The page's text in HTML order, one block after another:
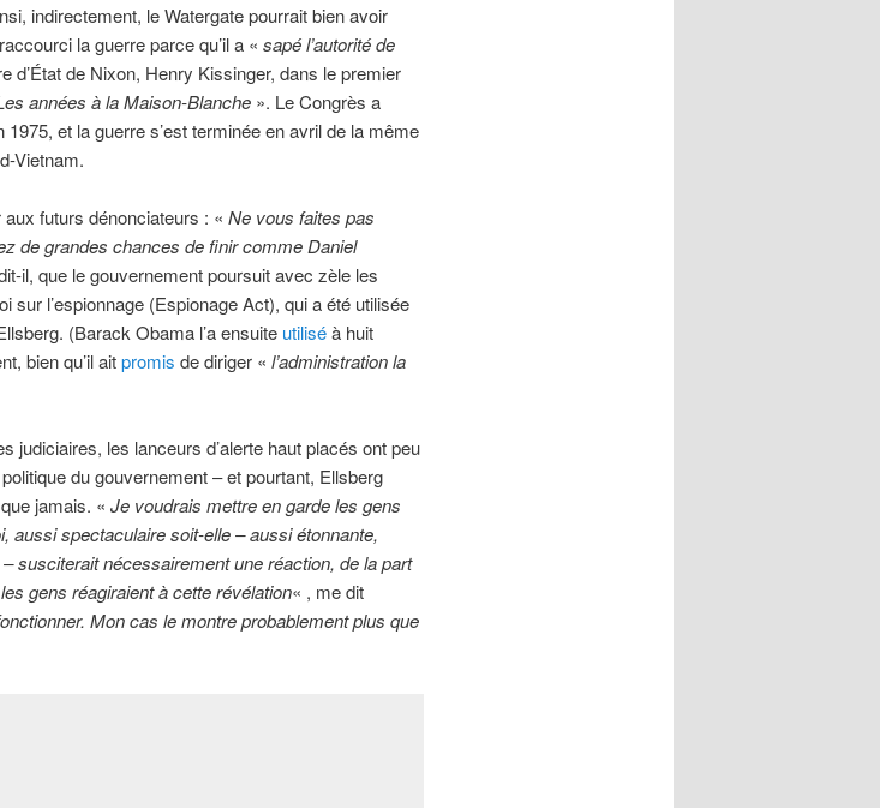
indirectement, le Watergate pourrait bien avoir
la guerre parce qu’il a « sapé l’autorité de
d’État de Nixon, Henry Kissinger, dans le premier
années à la Maison-Blanche». Le Congrès a
1975, et la guerre s’est terminée en avril de la même
Vietnam.
futurs dénonciateurs : « Ne vous faites pas
de grandes chances de finir comme Daniel
il, que le gouvernement poursuit avec zèle les
sur l’espionnage (Espionage Act), qui a été utilisée
(Barack Obama l’a ensuite utiliséà huit
bien qu’il aitpromis de diriger « l’administration la
judiciaires, les lanceurs d’alerte haut placés ont peu
du gouvernement – et pourtant, Ellsberg
jamais. « Je voudrais mettre en garde les gens
aussi spectaculaire soit-elle – aussi étonnante,
susciterait nécessairement une réaction, de la part
gens réagiraient à cette révélation« , me dit
Mon cas le montre probablement plus que